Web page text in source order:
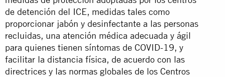
de detención del ICE, medidas tales como
proporcionar jabón y desinfectante a las personas
recluidas, una atención médica adecuada y ágil
para quienes tienen síntomas de COVID-19, y
facilitar la distancia física, de acuerdo con las
directrices y las normas globales de los Centros